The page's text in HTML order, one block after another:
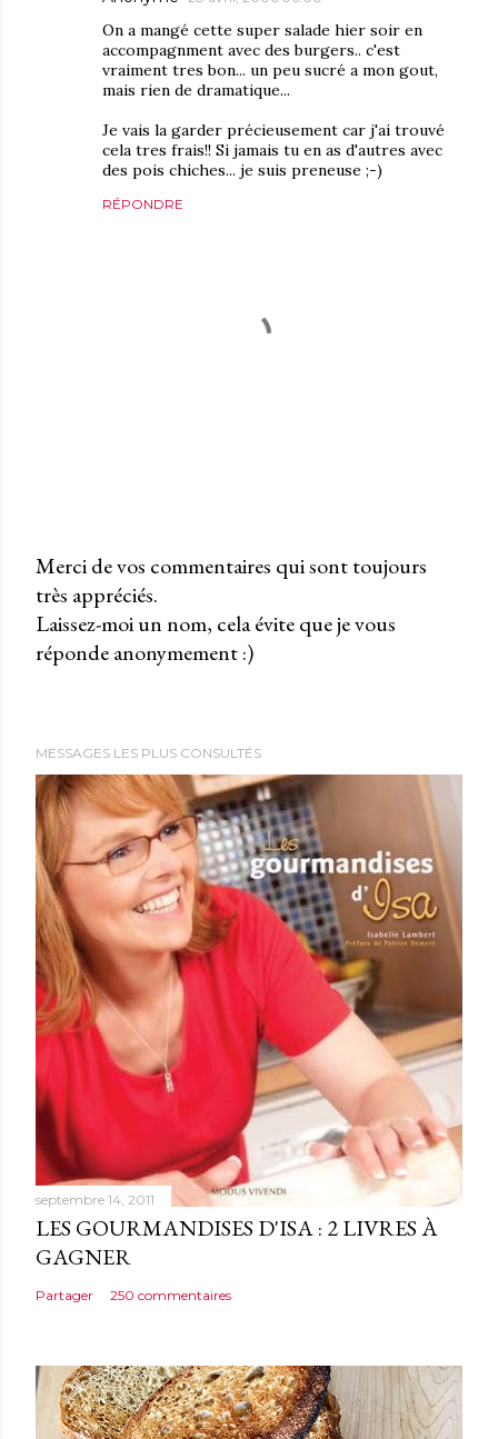
On a mangé cette super salade hier soir en
accompagnment avec des burgers.. c'est
vraiment tres bon... un peu sucré a mon gout,
mais rien de dramatique...
Je vais la garder précieusement car j'ai trouvé
cela tres frais!! Si jamais tu en as d'autres avec
des pois chiches... je suis preneuse ;-)
RÉPONDRE
P
u
b
r
u
n
c
o
m
m
e
n
t
a
i
r
e
Merci de vos commentaires qui sont toujours
très appréciés.
Laissez-moi un nom, cela évite que je vous
réponde anonymement :)
MESSAGES LES PLUS CONSULTÉS
septembre 14, 2011
LES GOURMANDISES D'ISA : 2 LIVRES À
GAGNER
Partager 250 commentaires